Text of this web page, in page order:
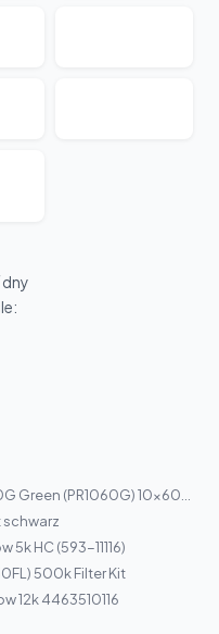
schwarz
5k HC (593-11116)
500k Filter Kit
12k 4463510116